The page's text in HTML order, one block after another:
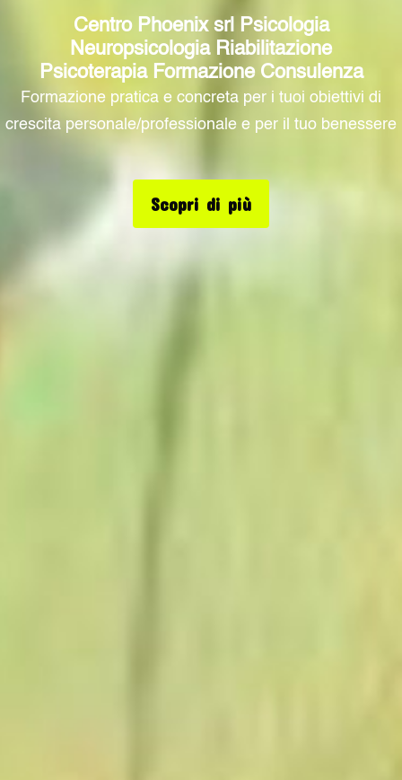
Centro Phoenix srl Psicologia
Neuropsicologia Riabilitazione
Psicoterapia Formazione Consulenza
Formazione pratica e concreta per i tuoi obiettivi di
crescita personale/professionale e per il tuo benessere
Scopri di più